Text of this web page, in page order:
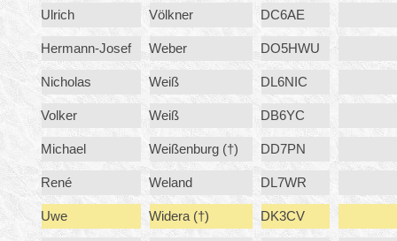
Ulrich Völkner DC6AE
Hermann-Josef Weber DO5HWU
Nicholas Weiß DL6NIC
Volker Weiß DB6YC
Michael Weißenburg (†) DD7PN
René Weland DL7WR
Uwe Widera (†) DK3CV